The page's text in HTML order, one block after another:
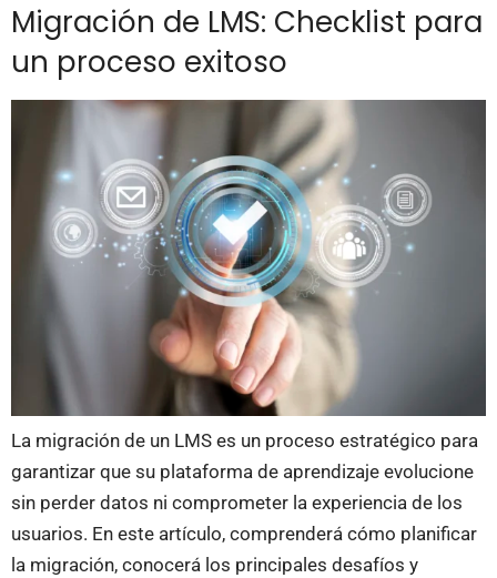
Migración de LMS: Checklist para
un proceso exitoso
La migración de un LMS es un proceso estratégico para
garantizar que su plataforma de aprendizaje evolucione
sin perder datos ni comprometer la experiencia de los
usuarios. En este artículo, comprenderá cómo planificar
la migración, conocerá los principales desafíos y